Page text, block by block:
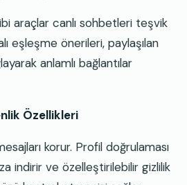
araçlar canlı sohbetleri teşvik
eşleşme önerileri, paylaşılan
anlamlı bağlantılar
Özellikleri
korur. Profil doğrulaması
indirir ve özelleştirilebilir gizlilik